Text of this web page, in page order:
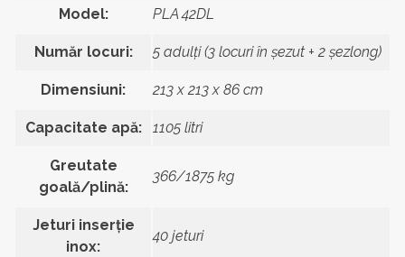
Model: PLA 42DL
Număr locuri: 5 adulți (3 locuri în șezut + 2 șezlong)
Dimensiuni: 213 x 213 x 86 cm
Capacitate apă: 1105 litri
Greutate
goală/plină:
366/1875 kg
Jeturi inserție
inox:
40 jeturi